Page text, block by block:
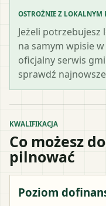
OSTROŻNIE Z LOKALNYM
Jeżeli potrzebujesz
na samym wpisie
oficjalny serwis
sprawdź
KWALIFIKACJA
Co możesz
pilnować
Poziom